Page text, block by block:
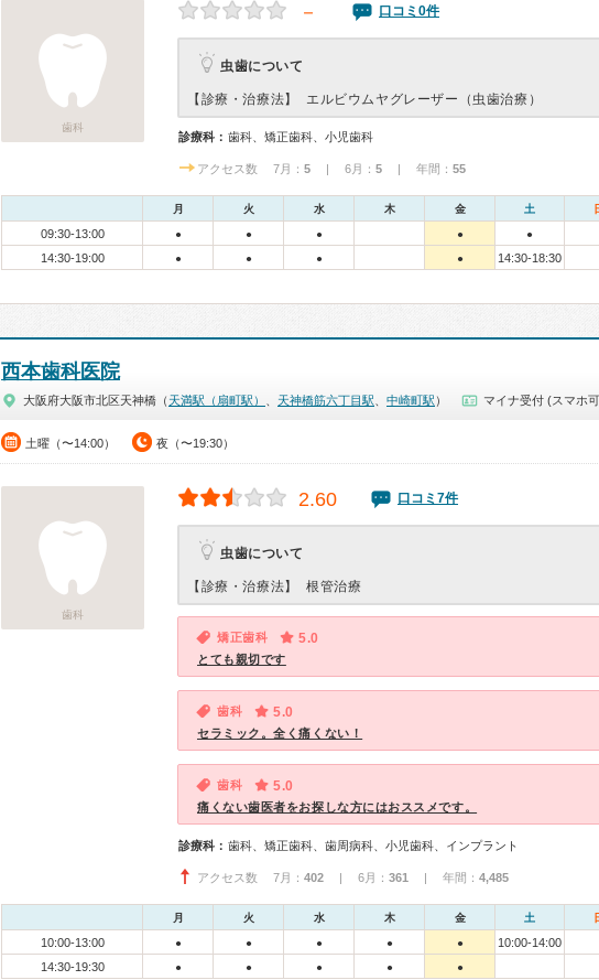
歯科
－ 口コミ0件
虫歯について
【診療・治療法】 エルビウムヤグレーザー（虫歯治療）
診療科： 歯科、矯正歯科、小児歯科
アクセス数 7月： 5 | 6月： 5 | 年間： 55
月 火 水 木 金 土
09:30-13:00 ● ● ● ● ●
14:30-19:00 ● ● ● ● 14:30-18:30
西本歯科医院
大阪府大阪市北区天神橋（ 天満駅（扇町駅） 天神橋筋六丁目駅 中崎町駅 ） マイナ受付 (スマホ
土曜（〜14:00） 夜（〜19:30）
歯科
2.60 口コミ7件
虫歯について
【診療・治療法】 根管治療
矯正歯科 5.0
とても親切です
歯科 5.0
セラミック。全く痛くない！
歯科 5.0
痛くない歯医者をお探しな方にはおススメです。
診療科： 歯科、矯正歯科、歯周病科、小児歯科、インプラント
アクセス数 7月： 402 | 6月： 361 | 年間： 4,485
月 火 水 木 金 土
10:00-13:00 ● ● ● ● ●
10:00-14:00
14:30-19:30
● ● ● ● ●